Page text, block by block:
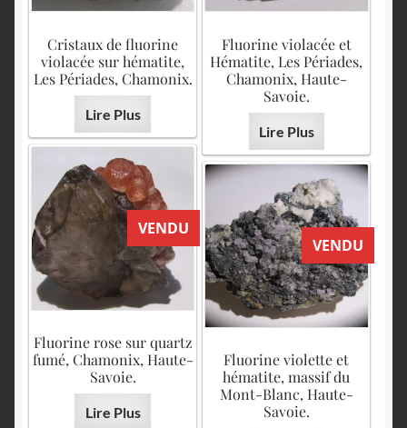
Cristaux de fluorine
violacée sur hématite,
Les Périades, Chamonix.
Lire Plus
Fluorine violacée et
Hématite, Les Périades,
Chamonix, Haute-
Savoie.
Lire Plus
VENDU
Fluorine rose sur quartz
fumé, Chamonix, Haute-
Savoie.
Lire Plus
VENDU
Fluorine violette et
hématite, massif du
Mont-Blanc, Haute-
Savoie.